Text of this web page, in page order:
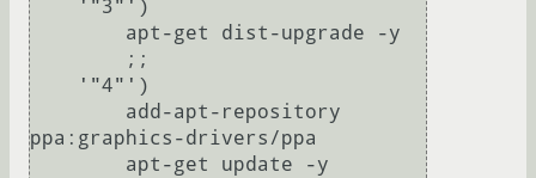
ppa:graphics-drivers/ppa